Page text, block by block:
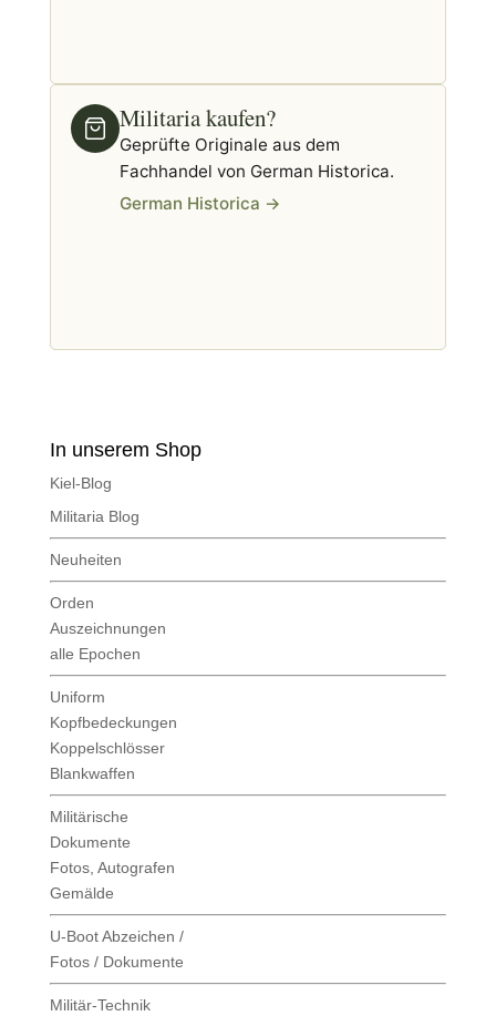
Militaria kaufen?
Geprüfte Originale aus dem
Fachhandel von German Historica.
German Historica →
In unserem Shop
Kiel-Blog
Militaria Blog
Neuheiten
Orden
Auszeichnungen
alle Epochen
Uniform
Kopfbedeckungen
Koppelschlösser
Blankwaffen
Militärische
Dokumente
Fotos, Autografen
Gemälde
U-Boot Abzeichen /
Fotos / Dokumente
Militär-Technik